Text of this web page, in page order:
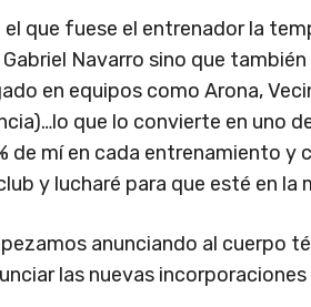
que fuese el entrenador la
Navarro sino que
en equipos como Arona,
que lo convierte en uno
de mí en cada entrenamiento
y lucharé para que esté en
anunciando al cuerpo
las nuevas